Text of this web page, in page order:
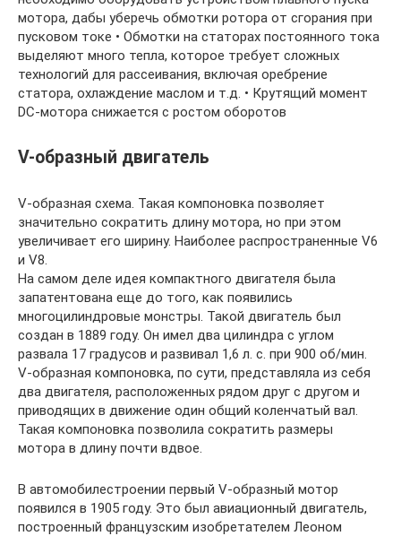
мотора, дабы уберечь обмотки ротора от сгорания при
пусковом токе • Обмотки на статорах постоянного тока
выделяют много тепла, которое требует сложных
технологий для рассеивания, включая оребрение
статора, охлаждение маслом и т.д. • Крутящий момент
DC-мотора снижается с ростом оборотов
V-образный двигатель
V-образная схема. Такая компоновка позволяет
значительно сократить длину мотора, но при этом
увеличивает его ширину. Наиболее распространенные V6
и V8.
На самом деле идея компактного двигателя была
запатентована еще до того, как появились
многоцилиндровые монстры. Такой двигатель был
создан в 1889 году. Он имел два цилиндра с углом
развала 17 градусов и развивал 1,6 л. с. при 900 об/мин.
V-образная компоновка, по сути, представляла из себя
два двигателя, расположенных рядом друг с другом и
приводящих в движение один общий коленчатый вал.
Такая компоновка позволила сократить размеры
мотора в длину почти вдвое.
В автомобилестроении первый V-образный мотор
появился в 1905 году. Это был авиационный двигатель,
построенный французским изобретателем Леоном